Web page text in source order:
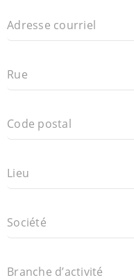
Adresse courriel
Rue
Code postal
Lieu
Société
Branche d’activité